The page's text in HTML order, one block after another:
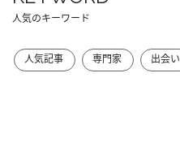
人気のキーワード
人気記事 専門家 出会い